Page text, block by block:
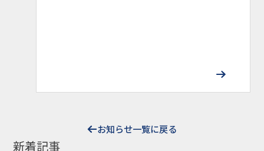
お知らせ一覧に戻る
新着記事